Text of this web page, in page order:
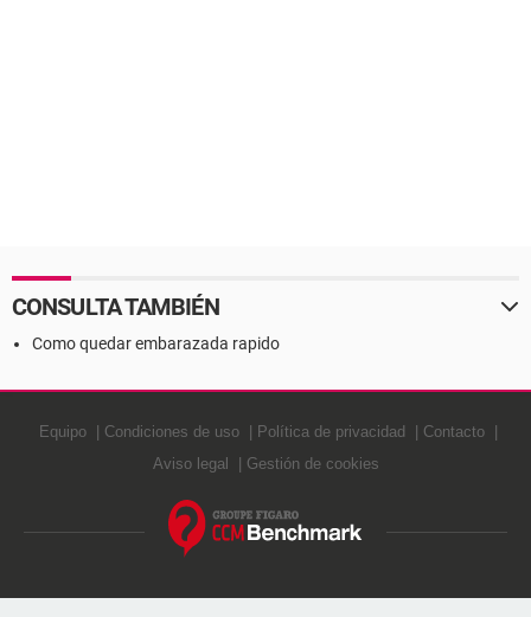
CONSULTA TAMBIÉN
Como quedar embarazada rapido
Equipo Condiciones de uso Política de privacidad
Contacto
Aviso legal
Gestión de cookies